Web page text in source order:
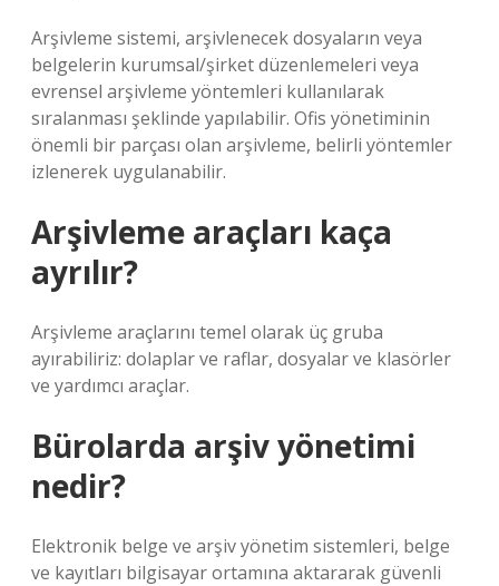
Arşivleme sistemi, arşivlenecek dosyaların veya
belgelerin kurumsal/şirket düzenlemeleri veya
evrensel arşivleme yöntemleri kullanılarak
sıralanması şeklinde yapılabilir. Ofis yönetiminin
önemli bir parçası olan arşivleme, belirli yöntemler
izlenerek uygulanabilir.
Arşivleme araçları kaça
ayrılır?
Arşivleme araçlarını temel olarak üç gruba
ayırabiliriz: dolaplar ve raflar, dosyalar ve klasörler
ve yardımcı araçlar.
Bürolarda arşiv yönetimi
nedir?
Elektronik belge ve arşiv yönetim sistemleri, belge
ve kayıtları bilgisayar ortamına aktararak güvenli